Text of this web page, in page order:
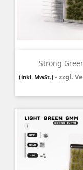
Strong
(inkl. MwSt.) zzgl.
